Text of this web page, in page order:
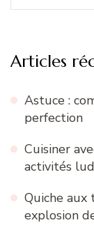
Articles
Astuce :
perfection
Cuisiner
activités
Quiche aux
explosion